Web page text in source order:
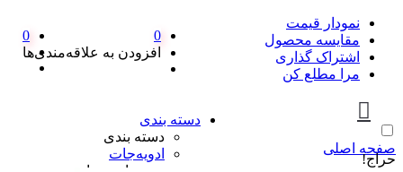
نمودار قیمت
مقایسه محصول
اشتراک گذاری
مرا مطلع کن
صفحه اصلی
0
افزودن به علاقه‌مندی‌ها
0
دسته بندی
دسته بندی
ادویه‌جات
حراج!